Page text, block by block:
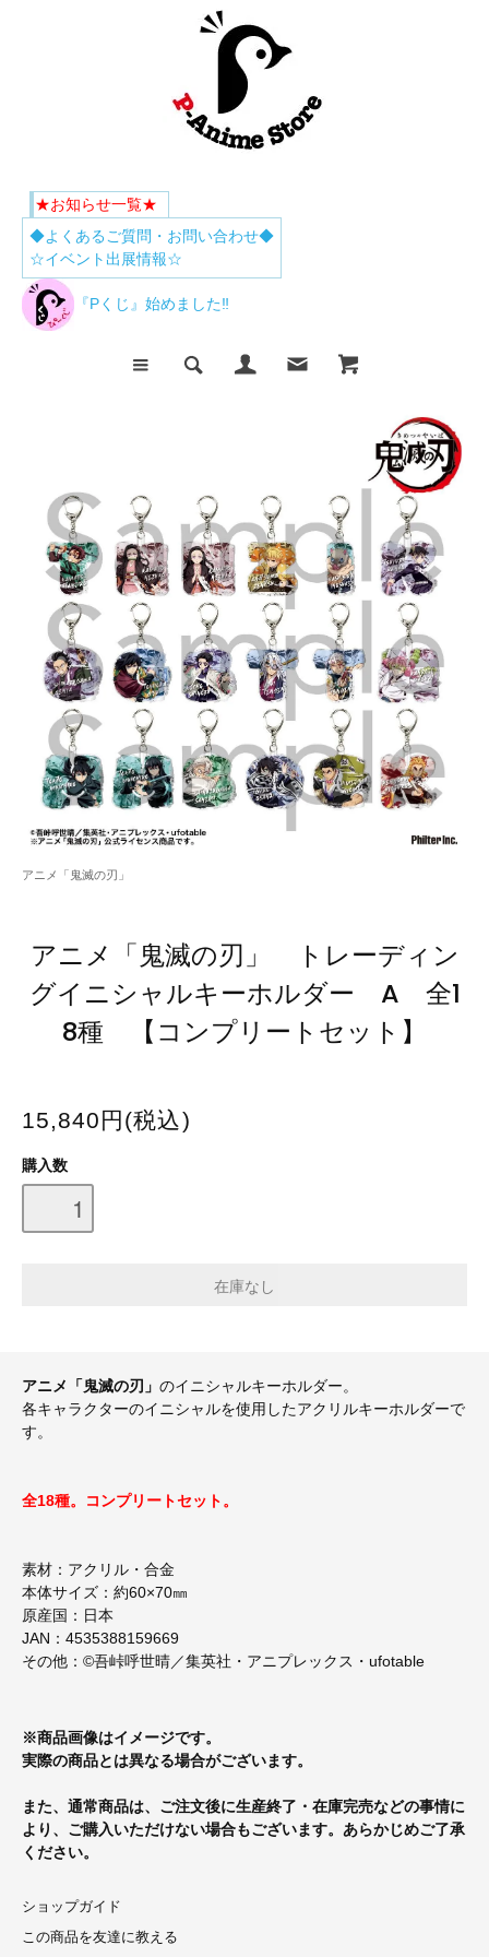
★お知らせ一覧★
◆よくあるご質問・お問い合わせ◆
☆イベント出展情報☆
『Pくじ』始めました‼
アニメ「鬼滅の刃」
アニメ「鬼滅の刃」 トレーディン
グイニシャルキーホルダー A 全1
8種 【コンプリートセット】
15,840円(税込)
購入数
アニメ「鬼滅の刃」 のイニシャルキーホルダー。
各キャラクターのイニシャルを使用したアクリルキーホルダーで
す。
全18種。コンプリートセット。
素材：アクリル・合金
本体サイズ：約60×70㎜
原産国：日本
JAN：4535388159669
その他：©吾峠呼世晴／集英社・アニプレックス・ufotable
※商品画像はイメージです。
実際の商品とは異なる場合がございます。
また、通常商品は、ご注文後に生産終了・在庫完売などの事情に
より、ご購入いただけない場合もございます。あらかじめご了承
ください。
ショップガイド
この商品を友達に教える